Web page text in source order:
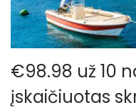
€98.98 už 10
įskaičiuotas